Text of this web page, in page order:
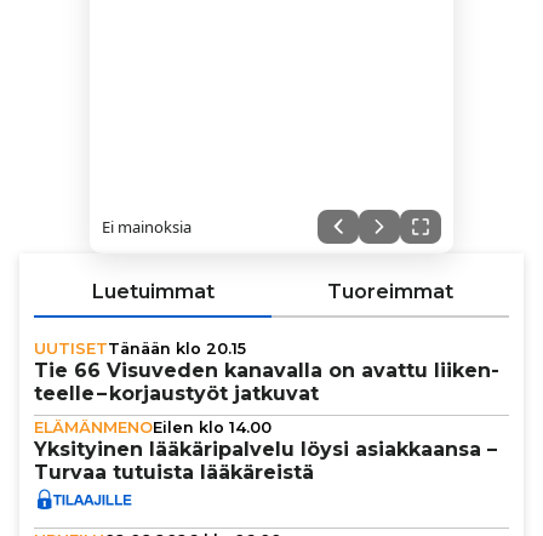
Ei mainoksia
Luetuimmat Tuoreimmat
UUTISETTänään klo 20.15
Tie 66 Visuveden kanavalla on avattu lii­ken­
teelle – kor­jaus­työt jatkuvat
ELÄMÄNMENOEilen klo 14.00
Yksi­tyi­nen lää­kä­ri­pal­velu löysi asi­ak­kaansa –
Turvaa tutuista lää­kä­reistä